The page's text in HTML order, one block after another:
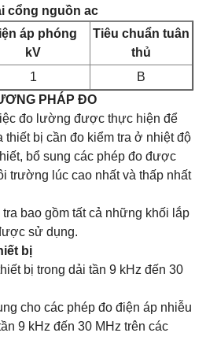
cổng nguồn ac
áp phóng
kV
Tiêu chuẩn tuân
thủ
1
B
PHÁP ĐO
đo lường được thực hiện để
bị cần đo kiểm tra ở nhiệt độ
bổ sung các phép đo được
trường lúc cao nhất và thấp nhất
bao gồm tất cả những khối lắp
sử dụng.
bị
bị trong dải tần 9 kHz đến 30
cho các phép đo điện áp nhiễu
9 kHz đến 30 MHz trên các